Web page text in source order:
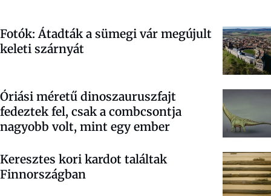
Fotók: Átadták a sümegi vár megújult
keleti szárnyát
Óriási méretű dinoszauruszfajt
fedeztek fel, csak a combcsontja
nagyobb volt, mint egy ember
Keresztes kori kardot találtak
Finnországban